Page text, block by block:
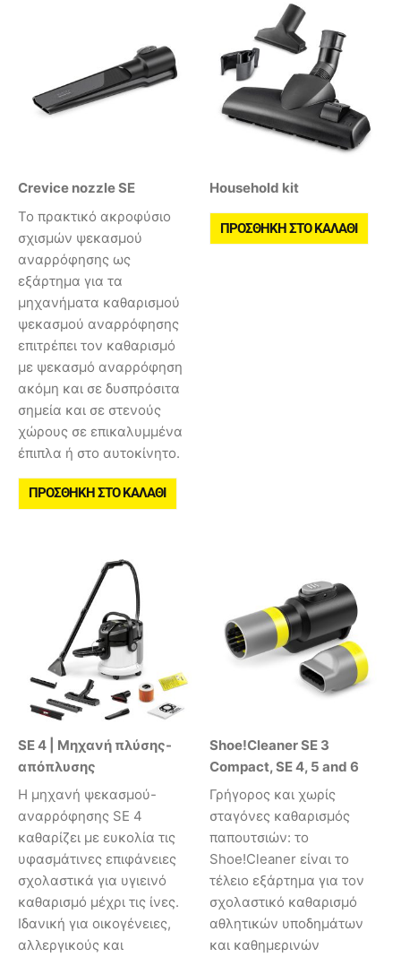
Crevice nozzle SE
Το πρακτικό ακροφύσιο
σχισμών ψεκασμού
αναρρόφησης ως
εξάρτημα για τα
μηχανήματα καθαρισμού
ψεκασμού αναρρόφησης
επιτρέπει τον καθαρισμό
με ψεκασμό αναρρόφηση
ακόμη και σε δυσπρόσιτα
σημεία και σε στενούς
χώρους σε επικαλυμμένα
έπιπλα ή στο αυτοκίνητο.
ΠΡΟΣΘΉΚΗ ΣΤΟ ΚΑΛΆΘΙ
Household kit
ΠΡΟΣΘΉΚΗ ΣΤΟ ΚΑΛΆΘΙ
SE 4 | Μηχανή πλύσης-
απόπλυσης
Η μηχανή ψεκασμού-
αναρρόφησης SE 4
καθαρίζει με ευκολία τις
υφασμάτινες επιφάνειες
σχολαστικά για υγιεινό
καθαρισμό μέχρι τις ίνες.
Ιδανική για οικογένειες,
αλλεργικούς και
Shoe!Cleaner SE 3
Compact, SE 4, 5 and 6
Γρήγορος και χωρίς
σταγόνες καθαρισμός
παπουτσιών: το
Shoe!Cleaner είναι το
τέλειο εξάρτημα για τον
σχολαστικό καθαρισμό
αθλητικών υποδημάτων
και καθημερινών